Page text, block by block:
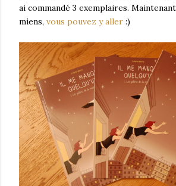
ai commandé 3 exemplaires.
miens, vous pouvez y aller :)